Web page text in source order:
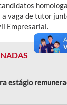
vaga de tutor
Empresarial.
estágio